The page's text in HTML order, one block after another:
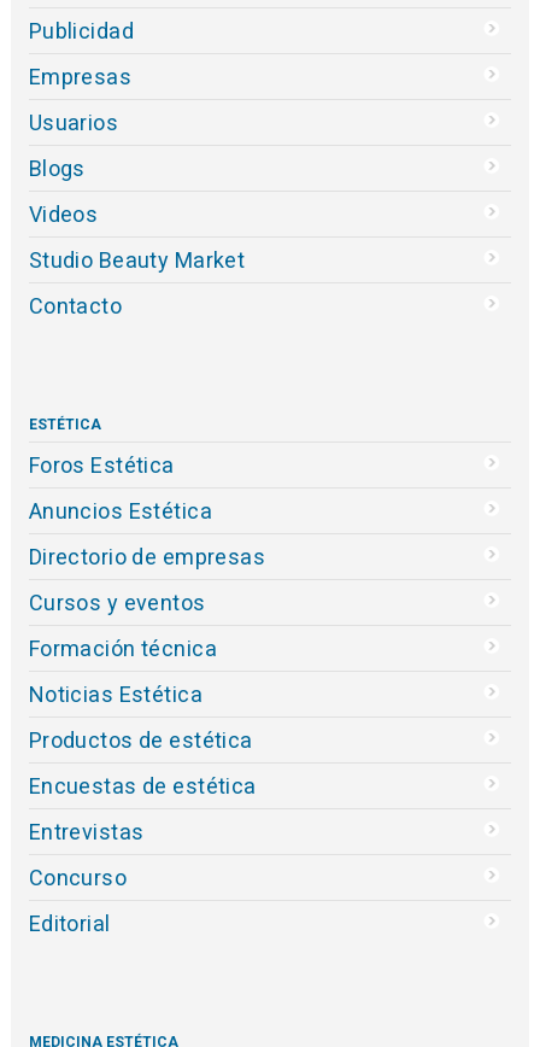
Publicidad
Empresas
Usuarios
Blogs
Videos
Studio Beauty Market
Contacto
ESTÉTICA
Foros Estética
Anuncios Estética
Directorio de empresas
Cursos y eventos
Formación técnica
Noticias Estética
Productos de estética
Encuestas de estética
Entrevistas
Concurso
Editorial
MEDICINA ESTÉTICA